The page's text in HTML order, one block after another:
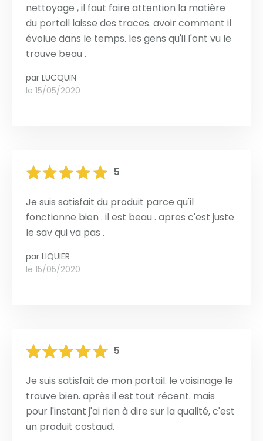
nettoyage , il faut faire attention la matière
du portail laisse des traces. avoir comment il
évolue dans le temps. les gens qu'il l'ont vu le
trouve beau .
par LUCQUIN
le 15/05/2020
5
Je suis satisfait du produit parce qu'il
fonctionne bien . il est beau . apres c'est juste
le sav qui va pas .
par LIQUIER
le 15/05/2020
5
Je suis satisfait de mon portail. le voisinage le
trouve bien. après il est tout récent. mais
pour l'instant j'ai rien à dire sur la qualité, c'est
un produit costaud.